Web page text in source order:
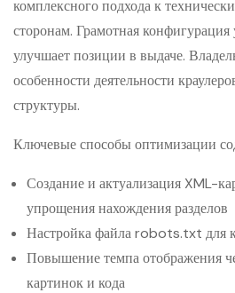
комплексного подхода к
сторонам. Грамотная
улучшает позиции в выдаче.
особенности деятельности
структуры.
Ключевые способы оптимизации
Создание и актуализация XML-
упрощения нахождения разделов
Настройка файла robots.txt для
Повышение темпа отображения
картинок и кода